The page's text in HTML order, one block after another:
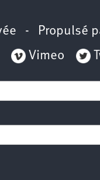
- Propulsé
Vimeo